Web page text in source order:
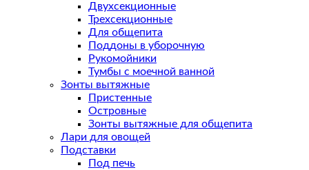
Двухсекционные
Трехсекционные
Для общепита
Поддоны в уборочную
Рукомойники
Тумбы с моечной ванной
Зонты вытяжные
Пристенные
Островные
Зонты вытяжные для общепита
Лари для овощей
Подставки
Под печь